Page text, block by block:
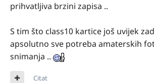
prihvatljiva brzini zapisa ..
S tim što class10 kartice još uvijek
apsolutno sve potreba amaterskih
snimanja ..
Citat